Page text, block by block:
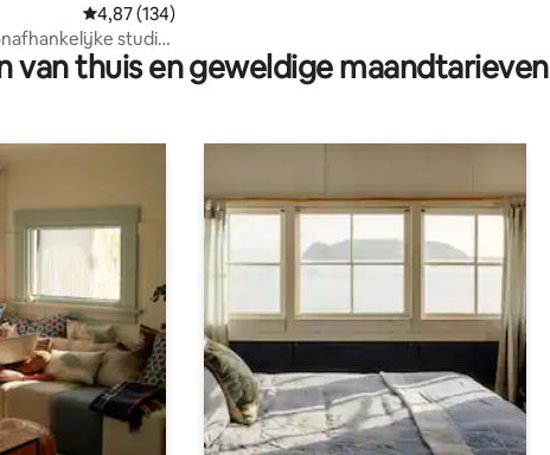
Gemiddelde beoordeling van 4,87 uit 5, 134 recensies
4,87 (134)
studio
van thuis en geweldige maandtarieven